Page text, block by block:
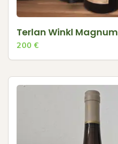
Terlan Winkl Magnum
200 €